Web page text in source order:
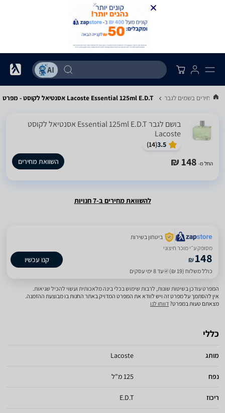
מחירים בשמים לגבר Lacoste Essential 125ml E.D.T אסנטיאל לקוסט - מפרט
בושם לגבר Essential 125ml E.D.T אסנטיאל לקוסט
Lacoste
3.5
(
14
)
החל מ- 148 ₪ השוואת מחירים
להשוואת מחירים ב-7 חנויות
ביטחון בשירות
מסופק ע״י מוכר חיצוני
₪148
כולל משלוח (19 ₪) עד 8 ימי עסקים
קנו עכשיו
המפרט עודכן בשיטות שונות, לרבות שימוש בכלי בינה מלאכותית ועשוי להכיל שגיאות.
אין להסתמך על מפרט זה ויש לוודא את המפרט המדויק באתר החנות בו מבוצעת ההזמנה.
מצאתם טעות במפרט?דווחו לנו
כללי
מותג Lacoste
נפח 125 מ"ל
ריכוז E.D.T